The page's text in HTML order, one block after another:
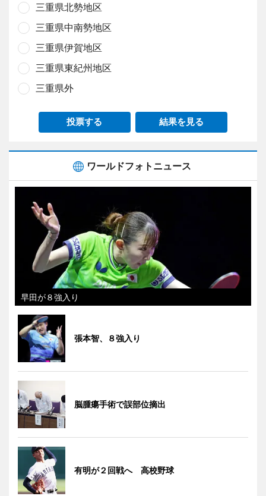
三重県北勢地区
三重県中南勢地区
三重県伊賀地区
三重県東紀州地区
三重県外
投票する 結果を見る
ワールドフォトニュース
早田が８強入り
張本智、８強入り
脳腫瘍手術で誤部位摘出
有明が２回戦へ 高校野球